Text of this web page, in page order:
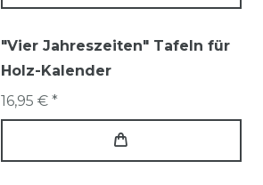
"Vier Jahreszeiten" Tafeln für
Holz-Kalender
16,95 € *